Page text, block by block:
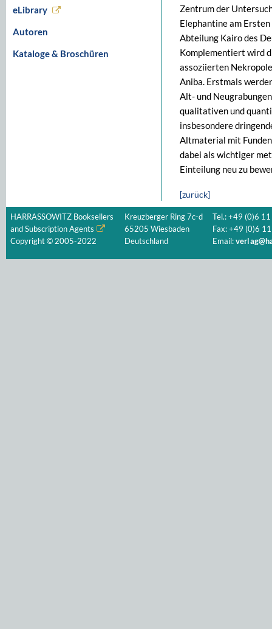
eLibrary
Autoren
Kataloge & Broschüren
Zentrum der
Elephantine am
Abteilung Kairo des
Komplementiert wird
assoziierten
Aniba. Erstmals
Alt- und
qualitativen und
insbesondere
Altmaterial mit
dabei als wichtiger
Einteilung neu zu
[zurück]
HARRASSOWITZ Booksellers
and Subscription Agents
Copyright © 2005-2022
Kreuzberger Ring 7c-d
65205 Wiesbaden
Deutschland
Tel.: +49 (0)6
Fax: +49 (0)6
Email: